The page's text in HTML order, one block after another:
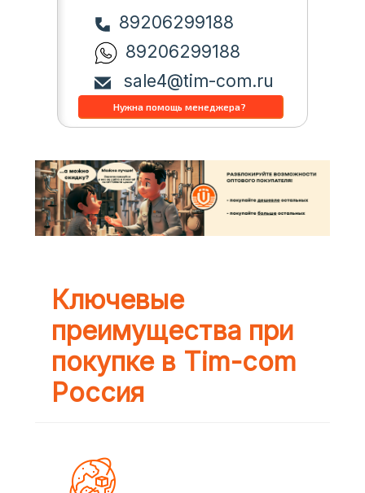
89206299188
89206299188
sale4@tim-com.ru
Ключевые
преимущества при
покупке в Tim-com
Россия